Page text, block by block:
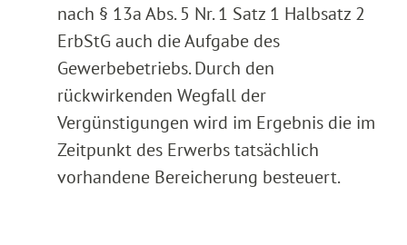
nach § 13a Abs. 5 Nr. 1 Satz 1 Halbsatz 2
ErbStG auch die Aufgabe des
Gewerbebetriebs. Durch den
rückwirkenden Wegfall der
Vergünstigungen wird im Ergebnis die im
Zeitpunkt des Erwerbs tatsächlich
vorhandene Bereicherung besteuert.